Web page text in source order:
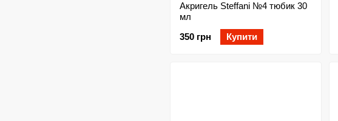
Акригель Steffani №4 тюбик 30
мл
350 грн
Купити